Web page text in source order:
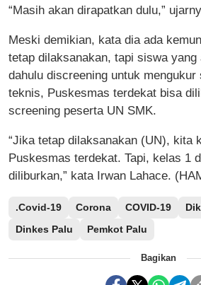
“Masih akan dirapatkan dulu,”
Meski demikian, kata dia ada
tetap dilaksanakan, tapi siswa yang
dahulu discreening untuk mengukur
teknis, Puskesmas terdekat bisa
screening peserta UN SMK.
“Jika tetap dilaksanakan (UN), kita
Puskesmas terdekat. Tapi, kelas 1
diliburkan,” kata Irwan Lahace.
.Covid-19 Corona COVID-19
Dinkes Palu
Pemkot Palu
Bagikan